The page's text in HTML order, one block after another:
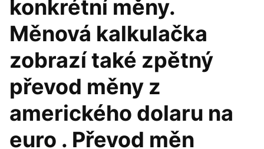
konkrétní měny.
Měnová kalkulačka
zobrazí také zpětný
převod měny z
amerického dolaru na
euro . Převod měn